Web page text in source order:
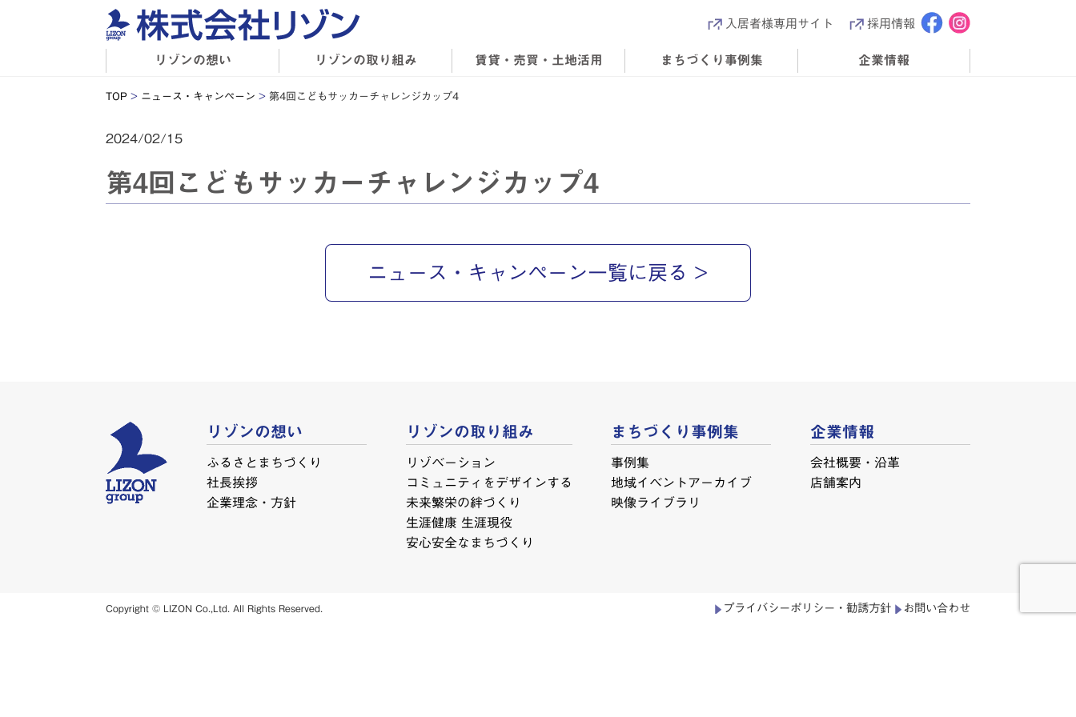
入居者様専用サイト 採用情報
リゾンの想い リゾンの取り組み 賃貸・売買・土地活用 まちづくり事例集 企業情報
TOP > ニュース・キャンペーン >第4回こどもサッカーチャレンジカップ4
2024/02/15
第4回こどもサッカーチャレンジカップ4
ニュース・キャンペーン一覧に戻る
リゾンの想い
ふるさとまちづくり
社長挨拶
企業理念・方針
リゾンの取り組み
リゾベーション
コミュニティをデザインする
未来繁栄の絆づくり
生涯健康 生涯現役
安心安全なまちづくり
まちづくり事例集
事例集
地域イベントアーカイブ
映像ライブラリ
企業情報
会社概要・沿革
店舗案内
Copyright © LIZON Co.,Ltd. All Rights Reserved. プライバシーポリシー・勧誘方針 お問い合わせ